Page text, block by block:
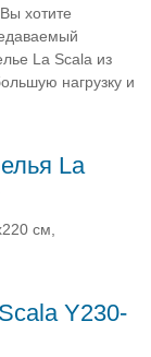
хотите
La Scala из
нагрузку и
La
см,
Y230-